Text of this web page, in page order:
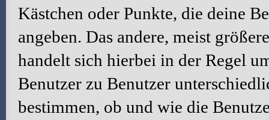
Kästchen oder Punkte, die deine
angeben. Das andere, meist
handelt sich hierbei in der Regel
Benutzer zu Benutzer
bestimmen, ob und wie die